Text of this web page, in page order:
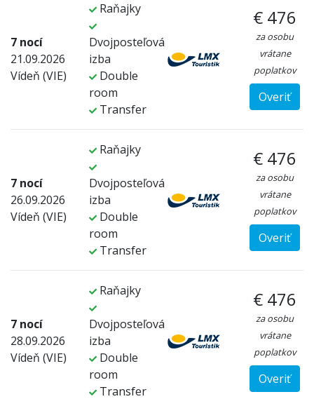
7 nocí
21.09.2026
Vídeň (VIE)
Raňajky
Dvojposteľová
izba
Double
room
Transfer
€ 476
za osobu
vrátane
poplatkov
Overiť
7 nocí
26.09.2026
Vídeň (VIE)
Raňajky
Dvojposteľová
izba
Double
room
Transfer
€ 476
za osobu
vrátane
poplatkov
Overiť
7 nocí
28.09.2026
Vídeň (VIE)
Raňajky
Dvojposteľová
izba
Double
room
Transfer
€ 476
za osobu
vrátane
poplatkov
Overiť